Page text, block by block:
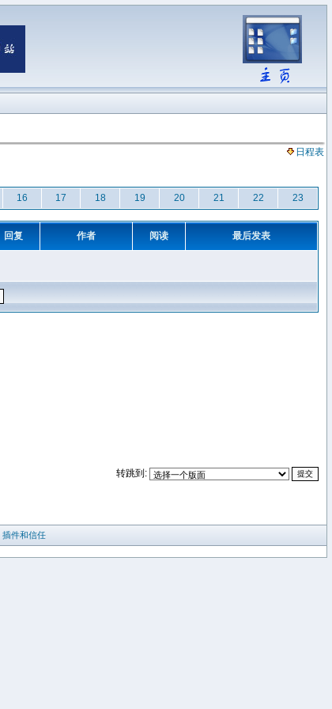
日程表
16 17 18 19 20 21 22 23
回复 作者 阅读 最后发表
转跳到:
插件和信任